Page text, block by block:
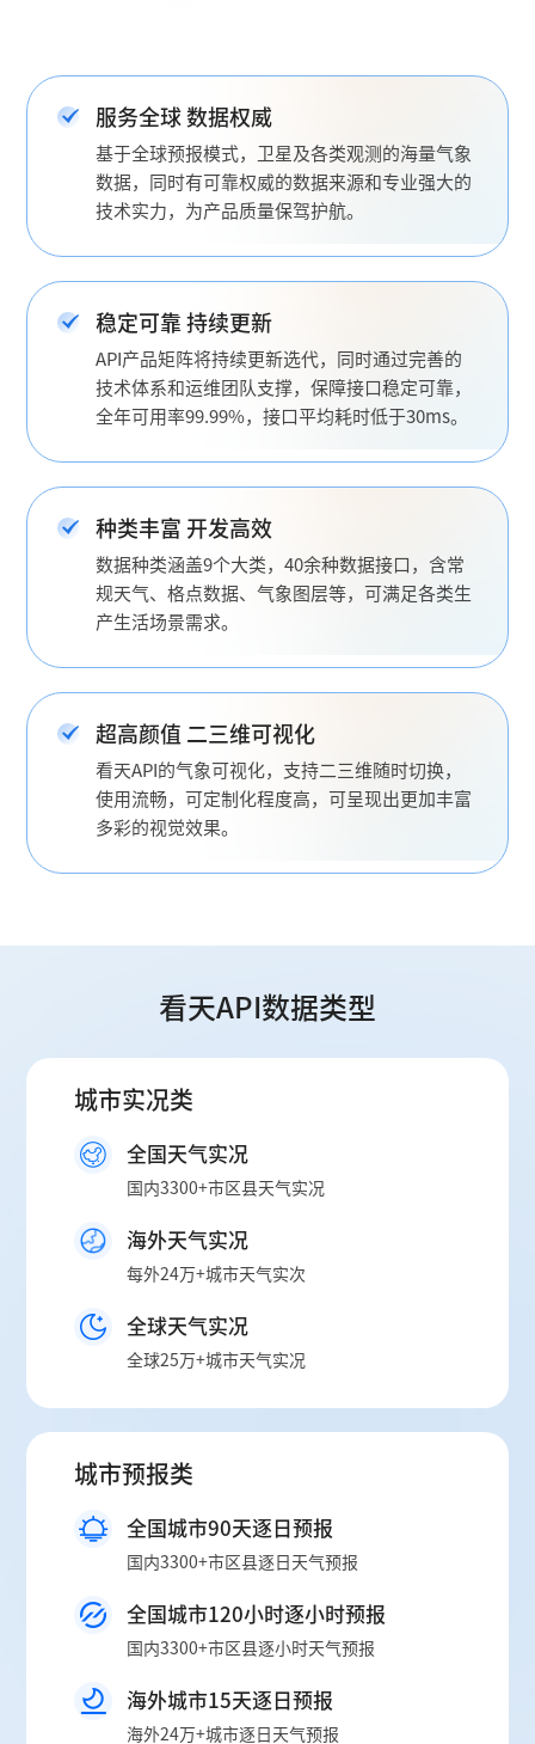
服务全球 数据权威
基于全球预报模式，卫星及各类观测的海量气象
数据，同时有可靠权威的数据来源和专业强大的
技术实力，为产品质量保驾护航。
稳定可靠 持续更新
API产品矩阵将持续更新选代，同时通过完善的
技术体系和运维团队支撑，保障接口稳定可靠，
全年可用率99.99%，接口平均耗时低于30ms。
种类丰富 开发高效
数据种类涵盖9个大类，40余种数据接口，含常
规天气、格点数据、气象图层等，可满足各类生
产生活场景需求。
超高颜值 二三维可视化
看天API的气象可视化，支持二三维随时切换，
使用流畅，可定制化程度高，可呈现出更加丰富
多彩的视觉效果。
看天API数据类型
城市实况类
全国天气实况
国内3300+市区县天气实况
海外天气实况
每外24万+城市天气实次
全球天气实况
全球25万+城市天气实况
城市预报类
全国城市90天逐日预报
国内3300+市区县逐日天气预报
全国城市120小时逐小时预报
国内3300+市区县逐小时天气预报
海外城市15天逐日预报
海外24万+城市逐日天气预报